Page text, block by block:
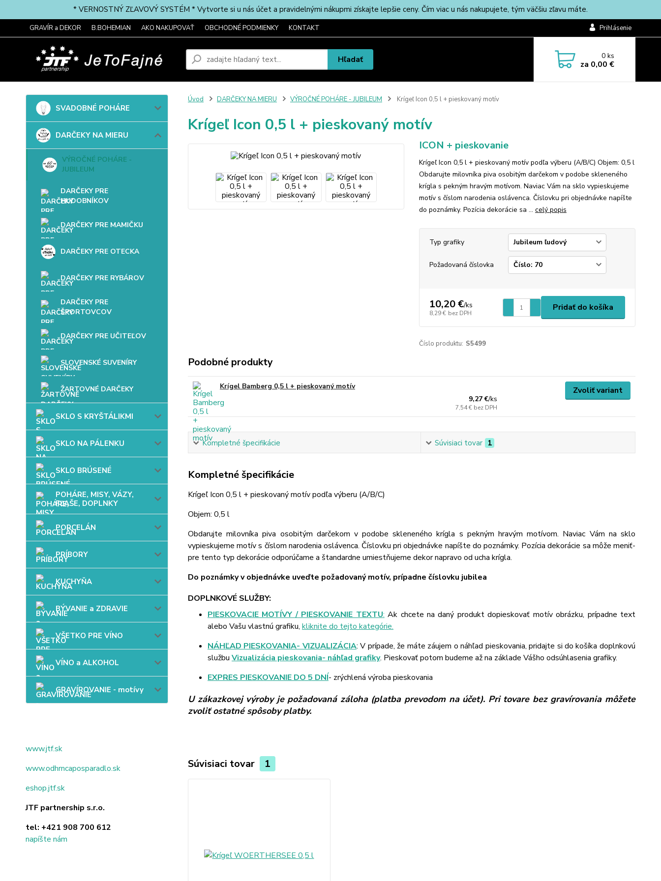
* VERNOSTNÝ ZĽAVOVÝ SYSTÉM * Vytvorte si u nás účet a pravidelnými nákupmi získajte lepšie ceny. Čím viac u nás nakupujete, tým väčšiu zľavu máte.
GRAVÍR a DEKOR B.BOHEMIAN AKO NAKUPOVAŤ OBCHODNÉ PODMIENKY KONTAKT Prihlásenie
Hľadať 0ks
za 0,00 €
SVADOBNÉ POHÁRE
DARČEKY NA MIERU
VÝROČNÉ POHÁRE -
JUBILEUM
DARČEKY PRE
HUDOBNÍKOV
DARČEKY PRE MAMIČKU
DARČEKY PRE OTECKA
DARČEKY PRE RYBÁROV
DARČEKY PRE
ŠPORTOVCOV
DARČEKY PRE UČITEĽOV
SLOVENSKÉ SUVENÍRY
ŽARTOVNÉ DARČEKY
SKLO S KRYŠTÁLIKMI
SKLO NA PÁLENKU
SKLO BRÚSENÉ
POHÁRE, MISY, VÁZY,
FĽAŠE, DOPLNKY
PORCELÁN
PRÍBORY
KUCHYŇA
BÝVANIE a ZDRAVIE
VŠETKO PRE VÍNO
VÍNO a ALKOHOL
GRAVÍROVANIE - motívy
www.jtf.sk
www.odhrncaposparadlo.sk
eshop.jtf.sk
JTF partnership s.r.o.
tel: +421 908 700 612
napíšte nám
Úvod DARČEKY NA MIERU VÝROČNÉ POHÁRE - JUBILEUM Krígeľ Icon 0,5 l + pieskovaný motív
Krígeľ Icon 0,5 l + pieskovaný motív
ICON + pieskovanie
Krígeľ Icon 0,5 l + pieskovaný motív podľa výberu (A/B/C) Objem: 0,5 l
Obdarujte milovníka piva osobitým darčekom v podobe skleneného
krígla s pekným hravým motívom. Naviac Vám na sklo vypieskujeme
motív s číslom narodenia oslávenca. Číslovku pri objednávke napíšte
do poznámky. Pozícia dekorácie sa ... celý popis
Typ grafiky
Požadovaná číslovka
10,20 €/ks
8,29 € bez DPH
Pridať do košíka
Číslo produktu: S5499
Podobné produkty
Krígel Bamberg 0,5 l + pieskovaný motív
9,27 €/ks
7,54 € bez DPH
Zvoliť variant
Kompletné špecifikácie Súvisiaci tovar 1
Kompletné špecifikácie
Krígeľ Icon 0,5 l + pieskovaný motív podľa výberu (A/B/C)
Objem: 0,5 l
Obdarujte milovníka piva osobitým darčekom v podobe skleneného krígla s pekným hravým motívom. Naviac Vám na sklo
vypieskujeme motív s číslom narodenia oslávenca. Číslovku pri objednávke napíšte do poznámky. Pozícia dekorácie sa môže meniť-
pre tento typ dekorácie odporúčame a štandardne umiestňujeme dekor napravo od ucha krígla.
Do poznámky v objednávke uveďte požadovaný motív, prípadne číslovku jubilea
DOPLNKOVÉ SLUŽBY:
PIESKOVACIE MOTÍVY / PIESKOVANIE TEXTU: Ak chcete na daný produkt dopieskovať motív obrázku, prípadne text
alebo Vašu vlastnú grafiku, kliknite do tejto kategórie.
NÁHĽAD PIESKOVANIA- VIZUALIZÁCIA: V prípade, že máte záujem o náhľad pieskovania, pridajte si do košíka doplnkovú
službu Vizualizácia pieskovania- náhľad grafiky. Pieskovať potom budeme až na základe Vášho odsúhlasenia grafiky.
EXPRES PIESKOVANIE DO 5 DNÍ- zrýchlená výroba pieskovania
U zákazkovej výroby je požadovaná záloha (platba prevodom na účet). Pri tovare bez gravírovania môžete
zvoliť ostatné spôsoby platby.
Súvisiaci tovar 1